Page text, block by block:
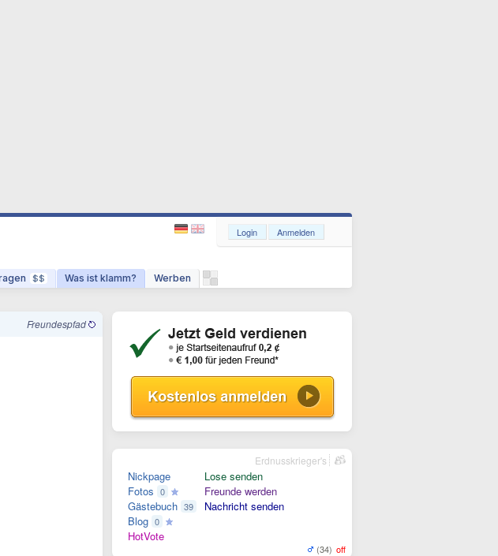
$$ Was ist klamm? Werben
Login Anmelden
Freundespfad
Nickpage
Fotos 0
Gästebuch 39
Blog 0
HotVote
Lose senden
Freunde werden
Nachricht senden
(34) off
Erdnusskrieger's